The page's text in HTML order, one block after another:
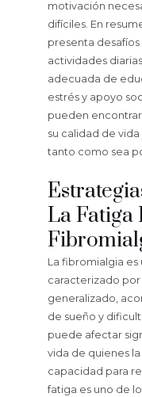
motivación
difíciles. En
presenta
actividades
adecuada de
estrés y apoyo
pueden
su calidad de
tanto como sea
La Fatiga
La fibromialgia
caracterizado
generalizado,
de sueño y
puede afectar
vida de quienes
capacidad para
fatiga es uno de